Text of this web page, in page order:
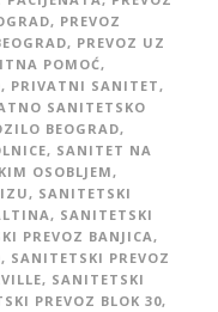
, PREVOZ
, PREVOZ UZ
POMOĆ,
, PRIVATNI SANITET,
SANITETSKO
BEOGRAD,
, SANITET NA
OSOBLJEM,
, SANITETSKI
, SANITETSKI
PREVOZ BANJICA,
, SANITETSKI PREVOZ
, SANITETSKI
PREVOZ BLOK 30,